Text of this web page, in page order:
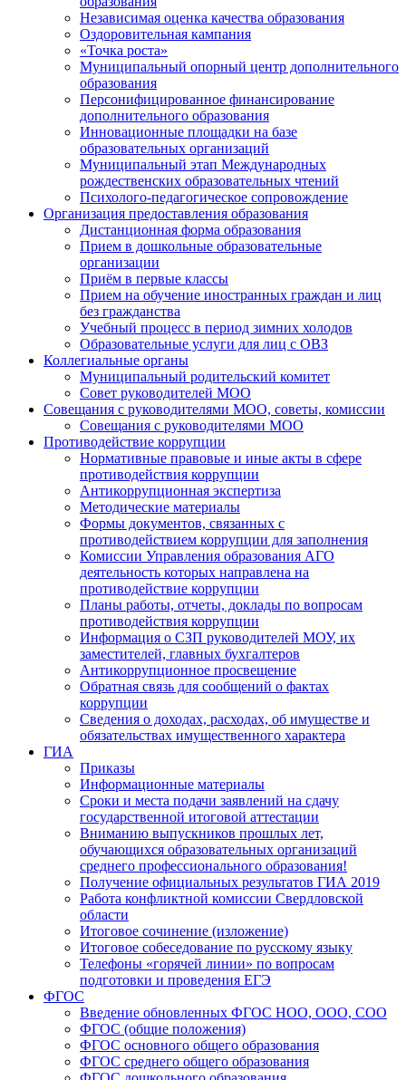
Независимая оценка качества образования
Оздоровительная кампания
«Точка роста»
Муниципальный опорный центр дополнительного
образования
Персонифицированное финансирование
дополнительного образования
Инновационные площадки на базе
образовательных организаций
Муниципальный этап Международных
рождественских образовательных чтений
Психолого-педагогическое сопровождение
Организация предоставления образования
Дистанционная форма образования
Прием в дошкольные образовательные
организации
Приём в первые классы
Прием на обучение иностранных граждан и лиц
без гражданства
Учебный процесс в период зимних холодов
Образовательные услуги для лиц с ОВЗ
Коллегиальные органы
Муниципальный родительский комитет
Совет руководителей МОО
Совещания с руководителями МОО, советы, комиссии
Совещания с руководителями МОО
Противодействие коррупции
Нормативные правовые и иные акты в сфере
противодействия коррупции
Антикоррупционная экспертиза
Методические материалы
Формы документов, связанных с
противодействием коррупции для заполнения
Комиссии Управления образования АГО
деятельность которых направлена на
противодействие коррупции
Планы работы, отчеты, доклады по вопросам
противодействия коррупции
Информация о СЗП руководителей МОУ, их
заместителей, главных бухгалтеров
Антикоррупционное просвещение
Обратная связь для сообщений о фактах
коррупции
Сведения о доходах, расходах, об имуществе и
обязательствах имущественного характера
ГИА
Приказы
Информационные материалы
Сроки и места подачи заявлений на сдачу
государственной итоговой аттестации
Вниманию выпускников прошлых лет,
обучающихся образовательных организаций
среднего профессионального образования!
Получение официальных результатов ГИА 2019
Работа конфликтной комиссии Свердловской
области
Итоговое сочинение (изложение)
Итоговое собеседование по русскому языку
Телефоны «горячей линии» по вопросам
подготовки и проведения ЕГЭ
ФГОС
Введение обновленных ФГОС НОО, ООО, СОО
ФГОС (общие положения)
ФГОС основного общего образования
ФГОС среднего общего образования